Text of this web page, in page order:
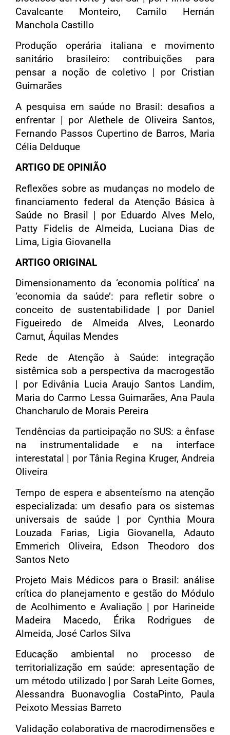
Cavalcante Monteiro, Camilo Hernán
Manchola Castillo
Produção operária italiana e movimento
sanitário brasileiro: contribuições para
pensar a noção de coletivo | por Cristian
Guimarães
A pesquisa em saúde no Brasil: desafios a
enfrentar | por Alethele de Oliveira Santos,
Fernando Passos Cupertino de Barros, Maria
Célia Delduque
ARTIGO DE OPINIÃO
Reflexões sobre as mudanças no modelo de
financiamento federal da Atenção Básica à
Saúde no Brasil | por Eduardo Alves Melo,
Patty Fidelis de Almeida, Luciana Dias de
Lima, Ligia Giovanella
ARTIGO ORIGINAL
Dimensionamento da ‘economia política’ na
‘economia da saúde’: para refletir sobre o
conceito de sustentabilidade | por Daniel
Figueiredo de Almeida Alves, Leonardo
Carnut, Áquilas Mendes
Rede de Atenção à Saúde: integração
sistêmica sob a perspectiva da macrogestão
| por Edivânia Lucia Araujo Santos Landim,
Maria do Carmo Lessa Guimarães, Ana Paula
Chancharulo de Morais Pereira
Tendências da participação no SUS: a ênfase
na instrumentalidade e na interface
interestatal | por Tânia Regina Kruger, Andreia
Oliveira
Tempo de espera e absenteísmo na atenção
especializada: um desafio para os sistemas
universais de saúde | por Cynthia Moura
Louzada Farias, Ligia Giovanella, Adauto
Emmerich Oliveira, Edson Theodoro dos
Santos Neto
Projeto Mais Médicos para o Brasil: análise
crítica do planejamento e gestão do Módulo
de Acolhimento e Avaliação | por Harineide
Madeira Macedo, Érika Rodrigues de
Almeida, José Carlos Silva
Educação ambiental no processo de
territorialização em saúde: apresentação de
um método utilizado | por Sarah Leite Gomes,
Alessandra Buonavoglia CostaPinto, Paula
Peixoto Messias Barreto
Validação colaborativa de macrodimensões e